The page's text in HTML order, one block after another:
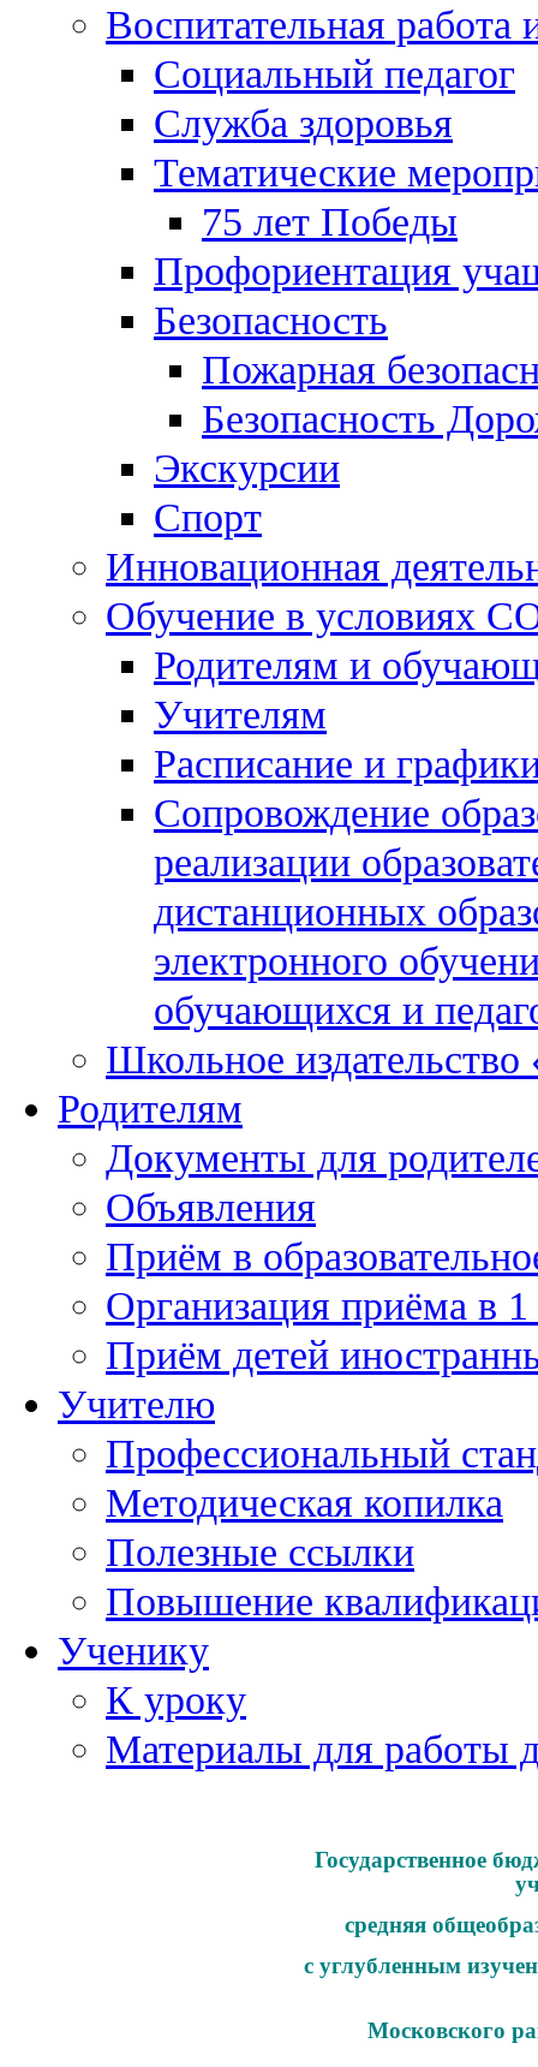
Воспитательная работа
Социальный педагог
Служба здоровья
Тематические
75 лет Победы
Профориентация
Безопасность
Пожарная
Безопасность
Экскурсии
Спорт
Инновационная
Обучение в условиях
Родителям и
Учителям
Расписание и
Сопровождение
реализации
дистанционных
электронного
обучающихся и
Школьное
Родителям
Документы для
Объявления
Приём в
Организация приёма в
Приём детей
Учителю
Профессиональный
Методическая копилка
Полезные ссылки
Повышение
Ученику
К уроку
Материалы для работы
Государственное
средняя
с углубленным
Московского